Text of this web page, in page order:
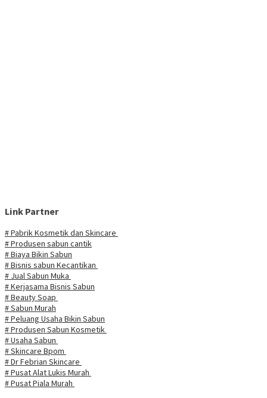
Link Partner
# Pabrik Kosmetik dan Skincare
# Produsen sabun cantik
# Biaya Bikin Sabun
# Bisnis sabun Kecantikan
# Jual Sabun Muka
# Kerjasama Bisnis Sabun
# Beauty Soap
# Sabun Murah
# Peluang Usaha Bikin Sabun
# Produsen Sabun Kosmetik
# Usaha Sabun
# Skincare Bpom
# Dr Febrian Skincare
# Pusat Alat Lukis Murah
# Pusat Piala Murah